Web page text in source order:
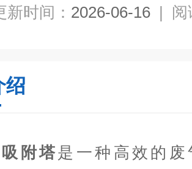
新时间： 2026-06-16 | 阅
绍
附塔是一种高效的